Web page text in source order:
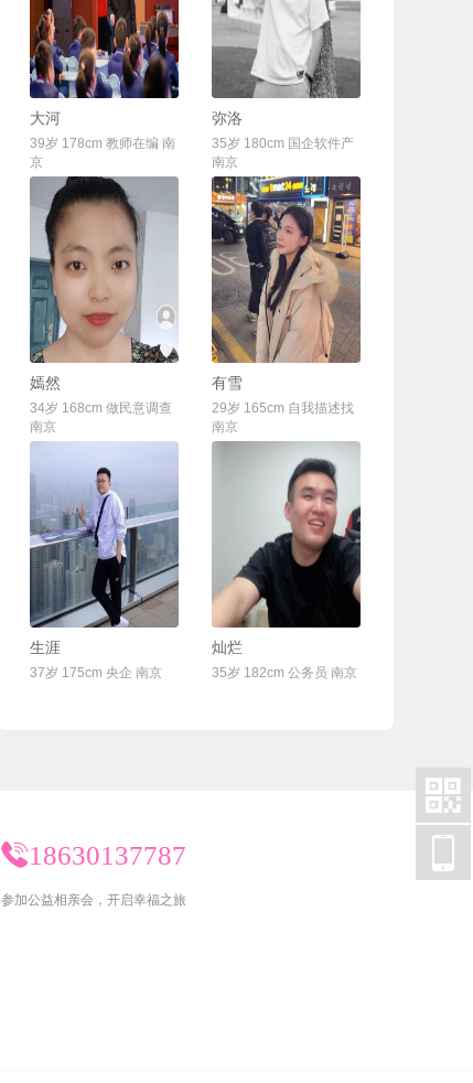
大河
39岁 178cm 教师在编 南
京
弥洛
35岁 180cm 国企软件产
南京
嫣然
34岁 168cm 做民意调查
南京
有雪
29岁 165cm 自我描述找
南京
生涯
37岁 175cm 央企 南京
灿烂
35岁 182cm 公务员 南京
18630137787
参加公益相亲会，开启幸福之旅
